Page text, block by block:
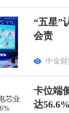
“五星”
会责
中金财
卡位端
达